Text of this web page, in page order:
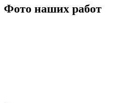
Фото наших работ